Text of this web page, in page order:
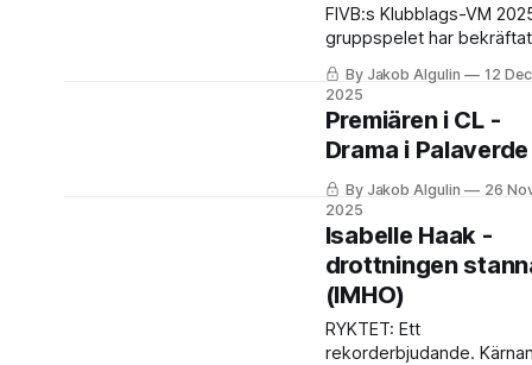
FIVB:s Klubblags-VM
gruppspelet har bekräftat
den nuvarande
maktbalansen där
europeiska toppklubbar
leder utvecklingen.
Semifinalerna den 13
december lovar att bli en
uppvisning.
By Jakob Algulin
12 Dec
2025
Premiären i CL -
Drama i Palaverde
By Jakob Algulin
26
2025
Isabelle Haak -
drottningen
(IMHO)
RYKTET: Ett
rekorderbjudande.